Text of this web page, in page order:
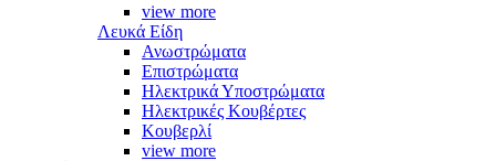
view more
Λευκά Είδη
Ανωστρώματα
Επιστρώματα
Ηλεκτρικά Υποστρώματα
Ηλεκτρικές Κουβέρτες
Κουβερλί
view more